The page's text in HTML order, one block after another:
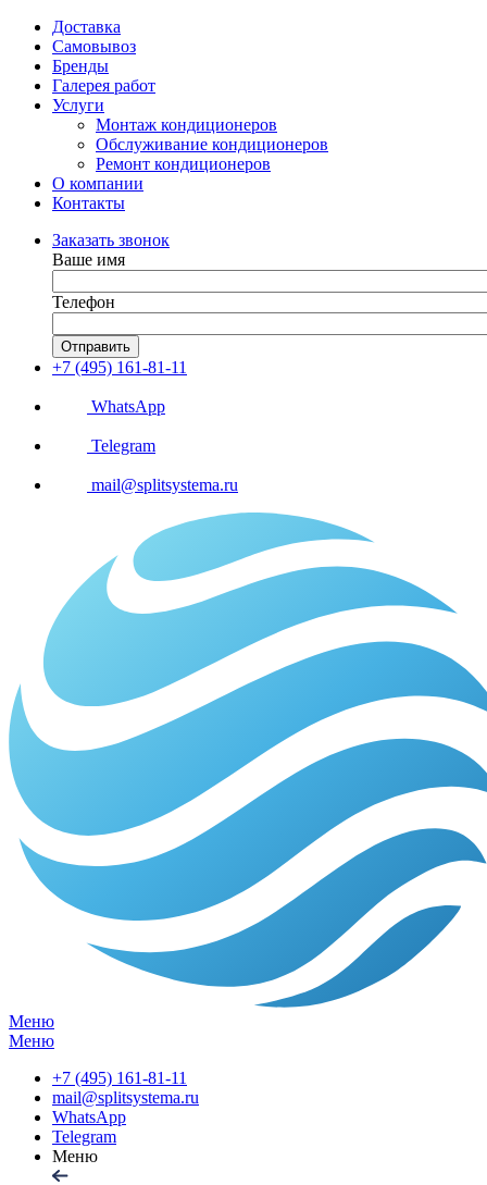
Доставка
Самовывоз
Бренды
Галерея работ
Услуги
Монтаж кондиционеров
Обслуживание кондиционеров
Ремонт кондиционеров
О компании
Контакты
Заказать звонок
Ваше имя
Телефон
Отправить
+7 (495) 161-81-11
WhatsApp
Telegram
mail@splitsystema.ru
Меню
Меню
+7 (495) 161-81-11
mail@splitsystema.ru
WhatsApp
Telegram
Меню